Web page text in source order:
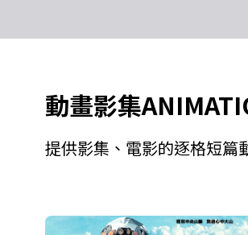
動畫影集
提供影集、電影的逐格短篇